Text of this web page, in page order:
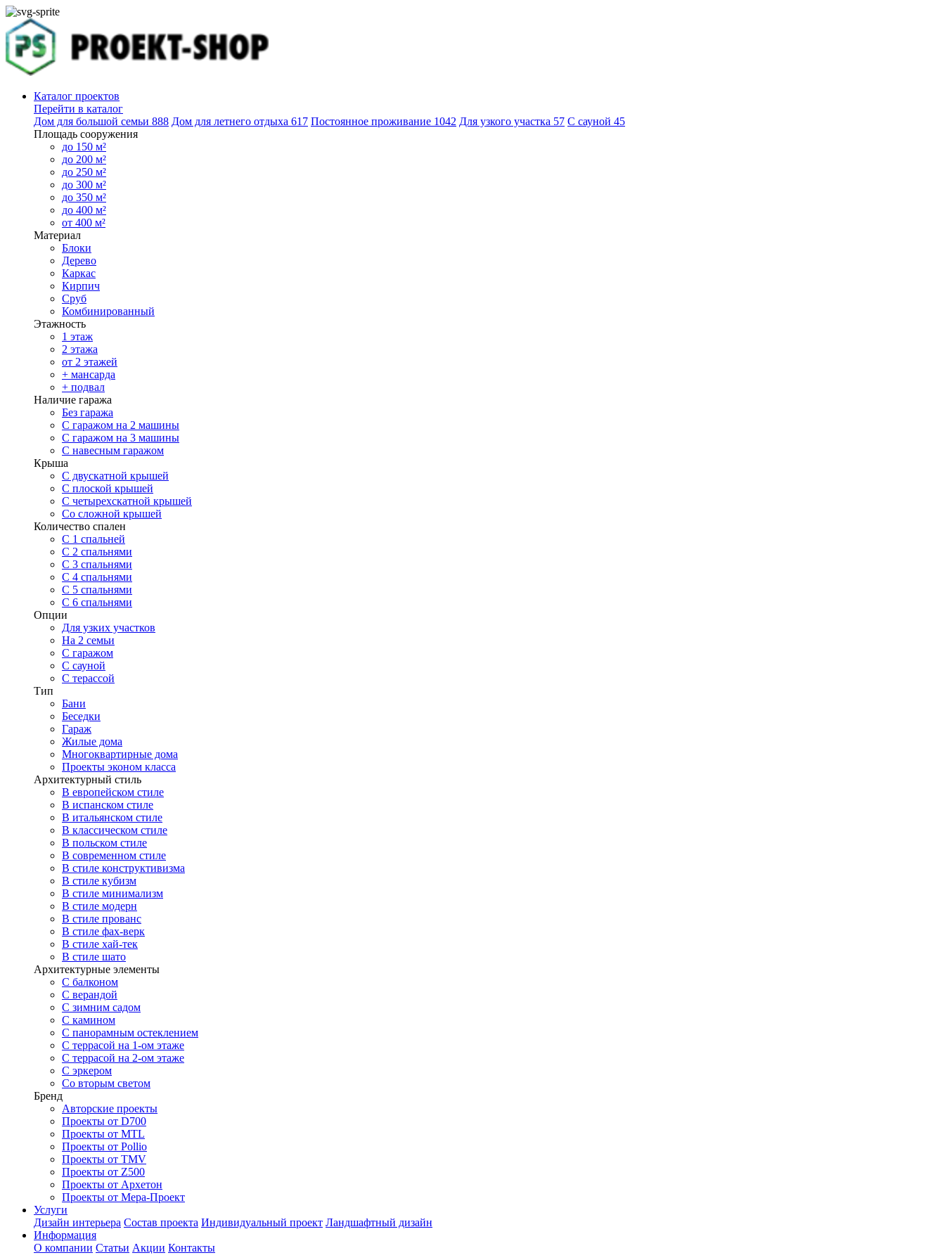
Каталог проектов
Перейти в каталог
Дом для большой семьи 888 Дом для летнего отдыха 617 Постоянное проживание 1042 Для узкого участка 57 С сауной 45
Площадь сооружения
до 150 м²
до 200 м²
до 250 м²
до 300 м²
до 350 м²
до 400 м²
от 400 м²
Материал
Блоки
Дерево
Каркас
Кирпич
Сруб
Комбинированный
Этажность
1 этаж
2 этажа
от 2 этажей
+ мансарда
+ подвал
Наличие гаража
Без гаража
С гаражом на 2 машины
С гаражом на 3 машины
С навесным гаражом
Крыша
С двускатной крышей
С плоской крышей
С четырехскатной крышей
Со сложной крышей
Количество спален
С 1 спальней
С 2 спальнями
С 3 спальнями
С 4 спальнями
С 5 спальнями
С 6 спальнями
Опции
Для узких участков
На 2 семьи
С гаражом
С сауной
С терассой
Тип
Бани
Беседки
Гараж
Жилые дома
Многоквартирные дома
Проекты эконом класса
Архитектурный стиль
В европейском стиле
В испанском стиле
В итальянском стиле
В классическом стиле
В польском стиле
В современном стиле
В стиле конструктивизма
В стиле кубизм
В стиле минимализм
В стиле модерн
В стиле прованс
В стиле фах-верк
В стиле хай-тек
В стиле шато
Архитектурные элементы
С балконом
С верандой
С зимним садом
С камином
С панорамным остеклением
С террасой на 1-ом этаже
С террасой на 2-ом этаже
С эркером
Со вторым светом
Бренд
Авторские проекты
Проекты от D700
Проекты от MTL
Проекты от Pollio
Проекты от TMV
Проекты от Z500
Проекты от Архетон
Проекты от Мера-Проект
Услуги
Дизайн интерьера Состав проекта Индивидуальный проект Ландшафтный дизайн
Информация
О компании Статьи Акции Контакты